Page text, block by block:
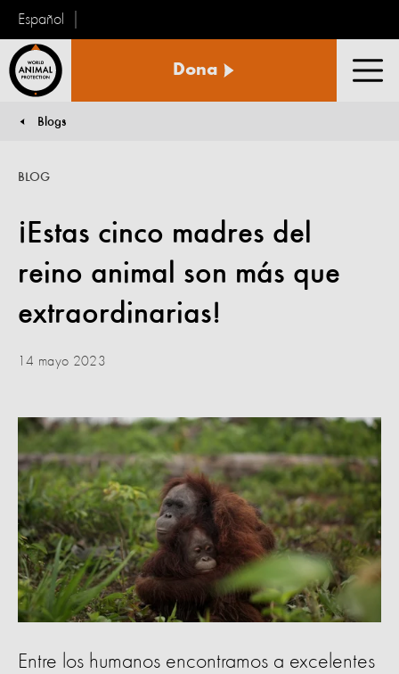
Español
Animal
Dona
You are here:
Blogs
¡Estas cinco madres del
reino animal son más que
extraordinarias!
BLOG
14 mayo 2023
Entre los humanos encontramos a excelentes